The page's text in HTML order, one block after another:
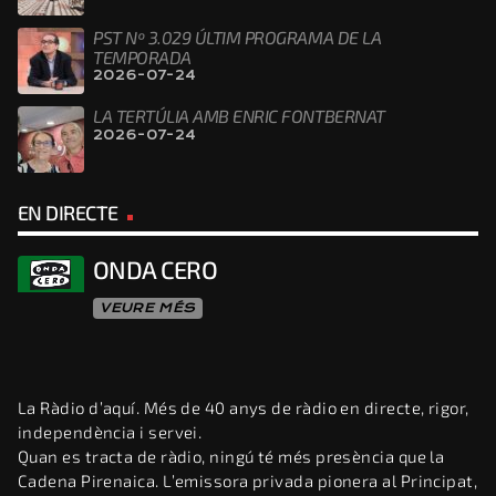
PST Nº 3.029 ÚLTIM PROGRAMA DE LA
TEMPORADA
2026-07-24
LA TERTÚLIA AMB ENRIC FONTBERNAT
2026-07-24
EN DIRECTE
ONDA CERO
VEURE MÉS
La Ràdio d’aquí. Més de 40 anys de ràdio en directe, rigor,
independència i servei.
Quan es tracta de ràdio, ningú té més presència que la
Cadena Pirenaica. L’emissora privada pionera al Principat,